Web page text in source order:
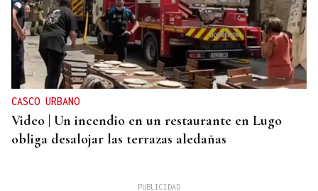
CASCO URBANO
Video | Un incendio en un restaurante en Lugo
obliga desalojar las terrazas aledañas